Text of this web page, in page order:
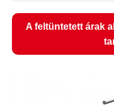
A feltüntetett árak